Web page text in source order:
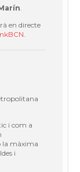
en directe
i com a
la màxima
i